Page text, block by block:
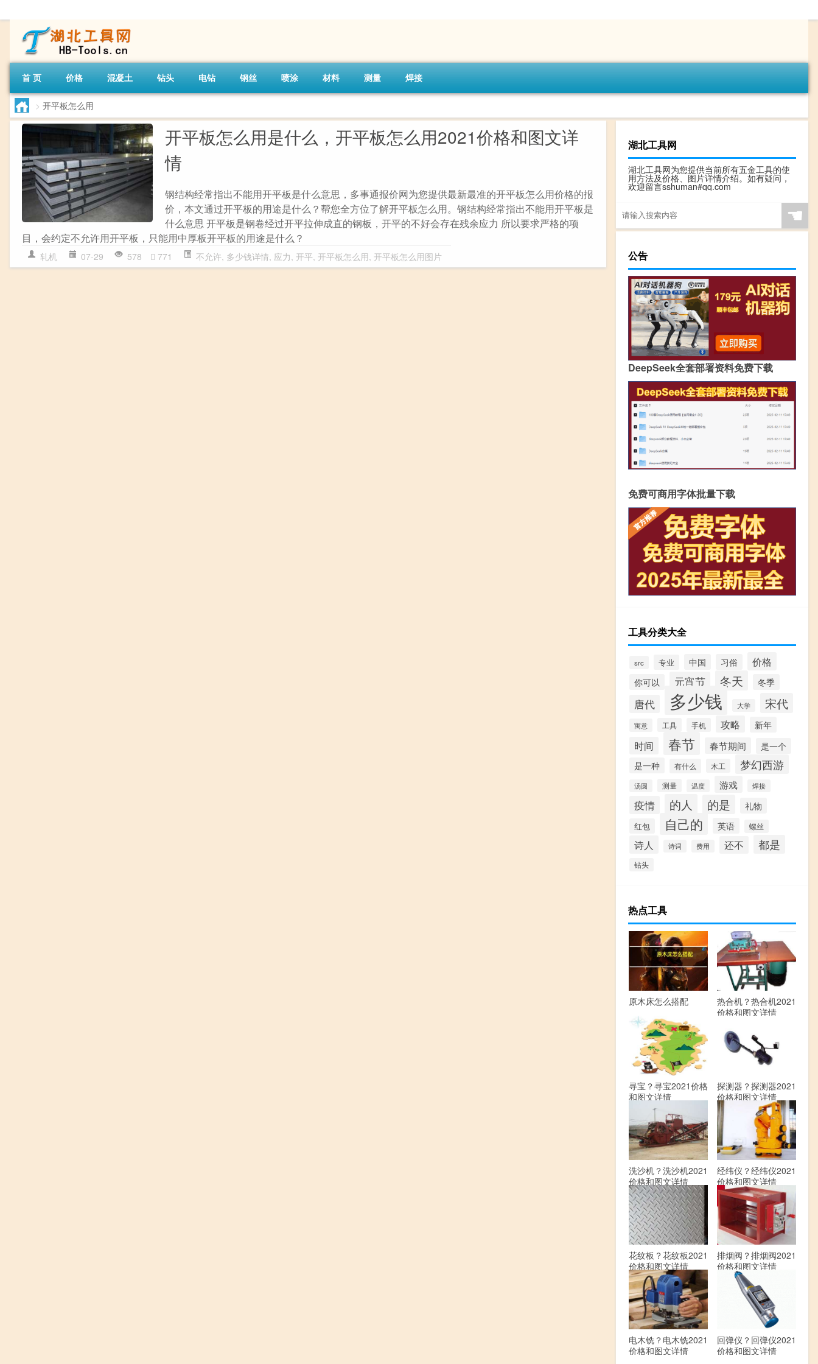
首 页 价格 混凝土 钻头 电钻 钢丝 喷涂 材料 测量 焊接
> 开平板怎么用
开平板怎么用是什么，开平板怎么用2021价格和图文详
情
钢结构经常指出不能用开平板是什么意思，多事通报价网为您提供最新最准的开平板怎么用价格的报
价，本文通过开平板的用途是什么？帮您全方位了解开平板怎么用。钢结构经常指出不能用开平板是
什么意思 开平板是钢卷经过开平拉伸成直的钢板，开平的不好会存在残余应力 所以要求严格的项
目，会约定不允许用开平板，只能用中厚板开平板的用途是什么？
轧机 07-29 578 771 不允许, 多少钱详情, 应力, 开平, 开平板怎么用, 开平板怎么用图片
湖北工具网
湖北工具网为您提供当前所有五金工具的使
用方法及价格、图片详情介绍。如有疑问，
欢迎留言sshuman#qq.com
☚
公告
DeepSeek全套部署资料免费下载
免费可商用字体批量下载
工具分类大全
src 专业 中国 习俗 价格
你可以 元宵节 冬天 冬季
唐代 多少钱 大学 宋代
寓意 工具 手机 攻略 新年
时间 春节 春节期间
是一个
是一种
有什么 木工 梦幻西游
汤圆 测量 温度 游戏 焊接
疫情 的人 的是 礼物
红包 自己的 英语 螺丝
诗人 诗词 费用 还不 都是
钻头
热点工具
原木床怎么搭配
热合机？热合机2021
价格和图文详情
寻宝？寻宝2021价格
和图文详情
探测器？探测器2021
价格和图文详情
洗沙机？洗沙机2021
价格和图文详情
经纬仪？经纬仪2021
价格和图文详情
花纹板？花纹板2021
价格和图文详情
排烟阀？排烟阀2021
价格和图文详情
电木铣？电木铣2021
价格和图文详情
回弹仪？回弹仪2021
价格和图文详情